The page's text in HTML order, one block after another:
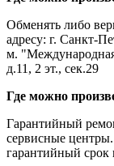
Обменять либо
адресу: г. Санкт-
м.
д.11, 2 эт., сек.29
Где можно
Гарантийный
сервисные
гарантийный срок